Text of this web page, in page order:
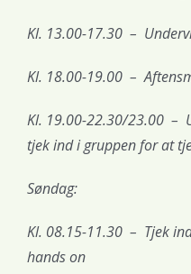
Kl. 13.00-17.30 –
Kl. 18.00-19.00 –
Kl. 19.00-22.30/23.00 –
tjek ind i gruppen for at
Søndag:
Kl. 08.15-11.30 – Tjek
hands on